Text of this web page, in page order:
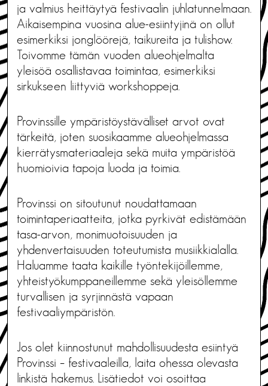
ja valmius heittäytyä festivaalin juhlatunnelmaan.
Aikaisempina vuosina alue-esiintyjinä on ollut
esimerkiksi jonglöörejä, taikureita ja tulishow.
Toivomme tämän vuoden alueohjelmalta
yleisöä osallistavaa toimintaa, esimerkiksi
sirkukseen liittyviä workshoppeja.
Provinssille ympäristöystävälliset arvot ovat
tärkeitä, joten suosikaamme alueohjelmassa
kierrätysmateriaaleja sekä muita ympäristöä
huomioivia tapoja luoda ja toimia.
Provinssi on sitoutunut noudattamaan
toimintaperiaatteita, jotka pyrkivät edistämään
tasa-arvon, monimuotoisuuden ja
yhdenvertaisuuden toteutumista musiikkialalla.
Haluamme taata kaikille työntekijöillemme,
yhteistyökumppaneillemme sekä yleisöllemme
turvallisen ja syrjinnästä vapaan
festivaaliympäristön.
Jos olet kiinnostunut mahdollisuudesta esiintyä
Provinssi – festivaaleilla, laita ohessa olevasta
linkistä hakemus. Lisätiedot voi osoittaa